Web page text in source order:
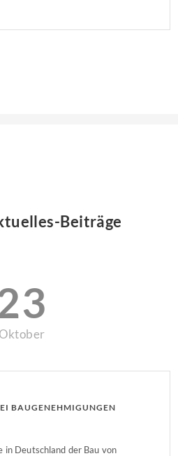
Beiträge
Oktober
BAUGENEHMIGUNGEN
Deutschland der Bau von